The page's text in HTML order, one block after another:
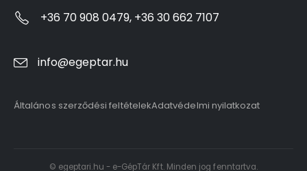
+36 70 908 0479, +36 30 662 7107
info@egeptar.hu
Általános szerződési feltételekAdatvédelmi nyilatkozat
© egeptari.hu - e-GépTár Kft. Minden jog fenntartva.